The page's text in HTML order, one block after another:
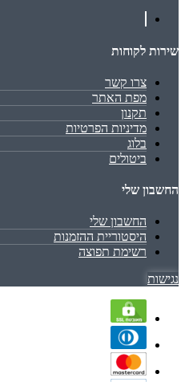
שירות לקוחות
צרו קשר
מפת האתר
תקנון
מדיניות הפרטיות
בלוג
ביטולים
החשבון שלי
החשבון שלי
היסטוריית ההזמנות
רשימת תפוצה
נגישות